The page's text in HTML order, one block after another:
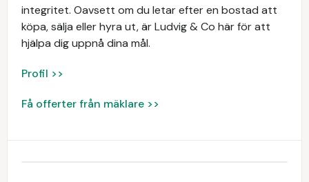
integritet. Oavsett om du letar efter en bostad att
köpa, sälja eller hyra ut, är Ludvig & Co här för att
hjälpa dig uppnå dina mål.
Profil >>
Få offerter från mäklare >>